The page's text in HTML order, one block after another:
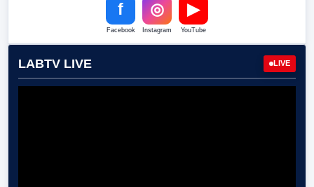
f
Facebook
◎
Instagram
▶
YouTube
LABTV LIVE LIVE